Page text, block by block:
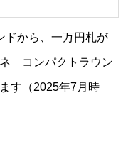
ドから、一万円札が
ネ コンパクトラウン
す（2025年7月時